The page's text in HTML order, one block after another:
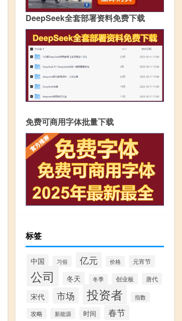
DeepSeek全套部署资料免费下载
免费可商用字体批量下载
标签
中国 习俗 亿元 价格 元宵节
公司 冬天 冬季 创业板 唐代
宋代 市场 投资者 指数
攻略 新能源 时间 春节